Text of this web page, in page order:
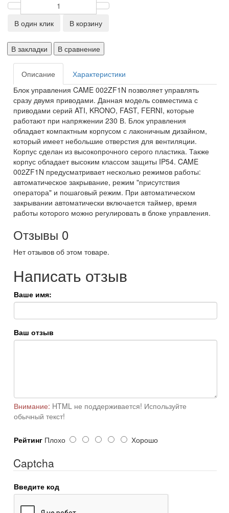
В один клик В корзину
В закладки В сравнение
Описание
Характеристики
Блок управления CAME 002ZF1N позволяет управлять
сразу двумя приводами. Данная модель совместима с
приводами серий ATI, KRONO, FAST, FERNI, которые
работают при напряжении 230 В. Блок управления
обладает компактным корпусом с лаконичным дизайном,
который имеет небольшие отверстия для вентиляции.
Корпус сделан из высокопрочного серого пластика. Также
корпус обладает высоким классом защиты IP54. CAME
002ZF1N предусматривает несколько режимов работы:
автоматическое закрывание, режим "присутствия
оператора" и пошаговый режим. При автоматическом
закрывании автоматически включается таймер, время
работы которого можно регулировать в блоке управления.
Отзывы 0
Нет отзывов об этом товаре.
Написать отзыв
Ваше имя:
Ваш отзыв
Внимание: HTML не поддерживается! Используйте
обычный текст!
Рейтинг Плохо Хорошо
Captcha
Введите код